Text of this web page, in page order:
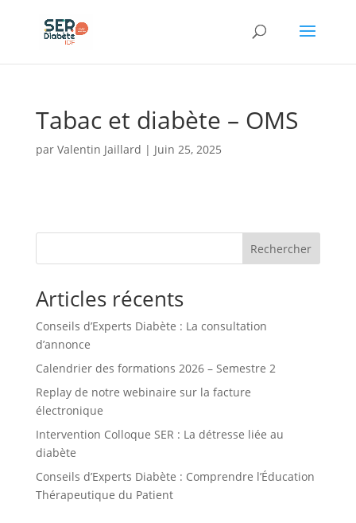
Tabac et diabète – OMS
par Valentin Jaillard | Juin 25, 2025
Rechercher
Articles récents
Conseils d’Experts Diabète : La consultation
d’annonce
Calendrier des formations 2026 – Semestre 2
Replay de notre webinaire sur la facture
électronique
Intervention Colloque SER : La détresse liée au
diabète
Conseils d’Experts Diabète : Comprendre l’Éducation
Thérapeutique du Patient